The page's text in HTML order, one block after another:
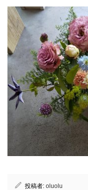
投稿者: oluolu